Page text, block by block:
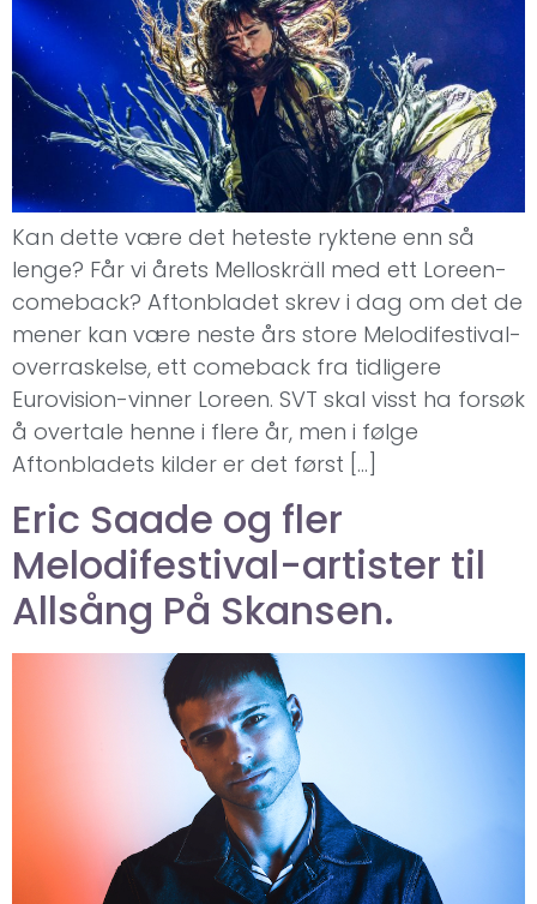
Kan dette være det heteste ryktene enn så
lenge? Får vi årets Melloskräll med ett Loreen-
comeback? Aftonbladet skrev i dag om det de
mener kan være neste års store Melodifestival-
overraskelse, ett comeback fra tidligere
Eurovision-vinner Loreen. SVT skal visst ha forsøk
å overtale henne i flere år, men i følge
Aftonbladets kilder er det først […]
Eric Saade og fler
Melodifestival-artister til
Allsång På Skansen.